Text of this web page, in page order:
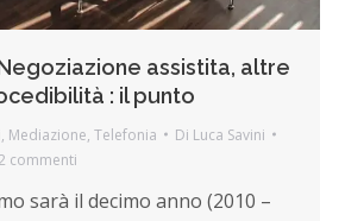
assistita, altre
: il punto
, Mediazione, Telefonia Di Luca Savini
commenti
sarà il decimo anno (2010 –